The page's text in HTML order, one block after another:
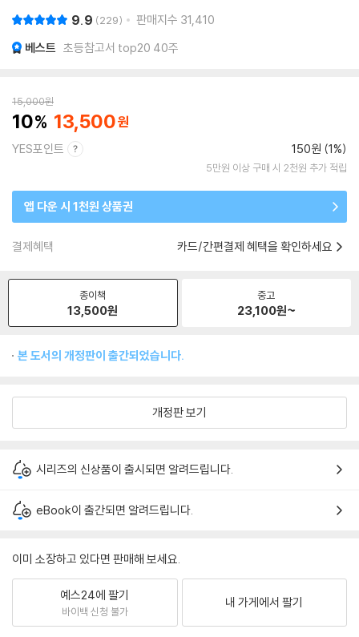
9.9 229 판매지수 31,410
베스트 초등참고서 top20 40주
15,000원
10 13,500
YES포인트 150원 (1%)
5만원 이상 구매 시 2천원 추가 적립
앱 다운 시 1천원 상품권
결제혜택 카드/간편결제 혜택을 확인하세요
종이책
13,500원
중고
23,100원~
본 도서의 개정판이 출간되었습니다.
개정판 보기
시리즈의 신상품이 출시되면 알려드립니다.
eBook이 출간되면 알려드립니다.
이미 소장하고 있다면 판매해 보세요.
예스24에 팔기
바이백 신청 불가
내 가게에서 팔기